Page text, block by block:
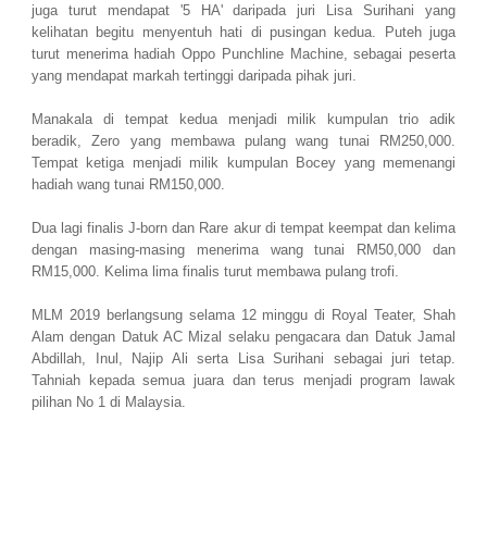
juga turut mendapat '5 HA' daripada juri Lisa Surihani yang
kelihatan begitu menyentuh hati di pusingan kedua. Puteh juga
turut menerima hadiah Oppo Punchline Machine, sebagai peserta
yang mendapat markah tertinggi daripada pihak juri.
Manakala di tempat kedua menjadi milik kumpulan trio adik
beradik, Zero yang membawa pulang wang tunai RM250,000.
Tempat ketiga menjadi milik kumpulan Bocey yang memenangi
hadiah wang tunai RM150,000.
Dua lagi finalis J-born dan Rare akur di tempat keempat dan kelima
dengan masing-masing menerima wang tunai RM50,000 dan
RM15,000. Kelima lima finalis turut membawa pulang trofi.
MLM 2019 berlangsung selama 12 minggu di Royal Teater, Shah
Alam dengan Datuk AC Mizal selaku pengacara dan Datuk Jamal
Abdillah, Inul, Najip Ali serta Lisa Surihani sebagai juri tetap.
Tahniah kepada semua juara dan terus menjadi program lawak
pilihan No 1 di Malaysia.